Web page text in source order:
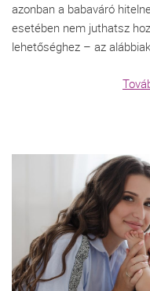
azonban a babaváró
esetében nem juthatsz
lehetőséghez – az